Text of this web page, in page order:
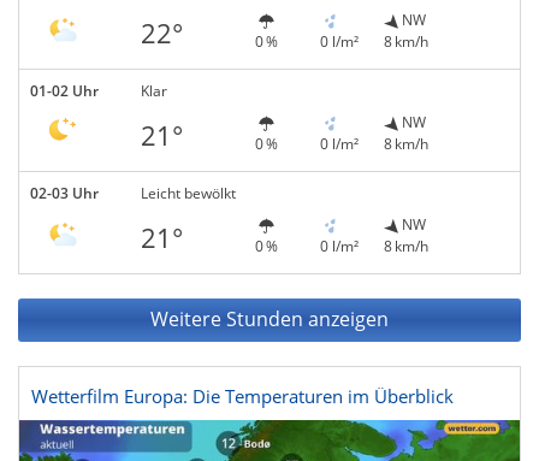
22° 0 % 0 l/m²
NW
8 km/h
01-02 Uhr Klar
21° 0 % 0 l/m²
NW
8 km/h
02-03 Uhr Leicht bewölkt
21° 0 % 0 l/m²
NW
8 km/h
Weitere Stunden anzeigen
Wetterfilm Europa: Die Temperaturen im Überblick